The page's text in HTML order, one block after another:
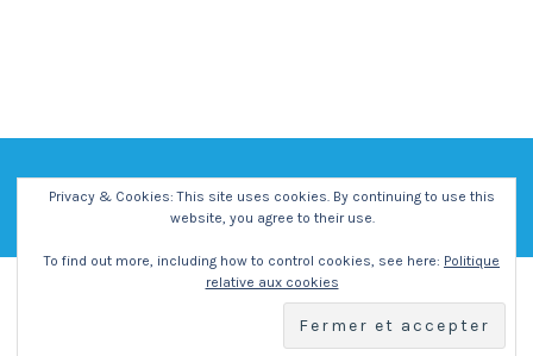
Privacy & Cookies: This site uses cookies. By continuing to use this
website, you agree to their use.
To find out more, including how to control cookies, see here: Politique
relative aux cookies
Copyright - Centre Social et Culturel Vent des Iles -Mentions